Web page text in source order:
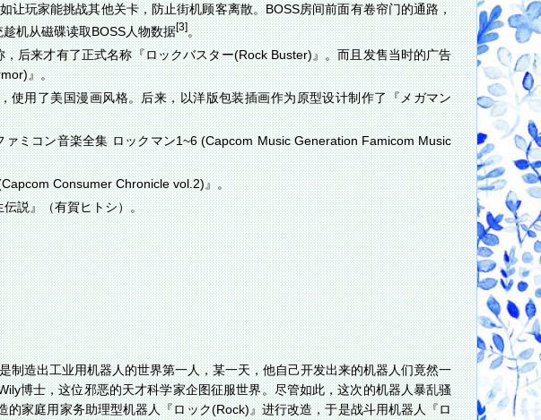
让玩家能挑战其他关卡，防止街机顾客离散。BOSS房间前面有卷帘门的通路，
机从磁碟读取BOSS人物数据[3]。
后来才有了正式名称『ロックバスター(Rock Buster)』。而且发售当时的广告
』。
用了美国漫画风格。后来，以洋版包装插画作为原型设计制作了『メガマン
ミコン音楽全集 ロックマン1~6 (Capcom Music Generation Famicom Music
Consumer Chronicle vol.2)』。
説』（有賀ヒトシ）。
制造出工业用机器人的世界第一人，某一天，他自己开发出来的机器人们竟然一
博士，这位邪恶的天才科学家企图征服世界。尽管如此，这次的机器人暴乱骚
家庭用家务助理型机器人『ロック(Rock)』进行改造，于是战斗用机器人『ロ